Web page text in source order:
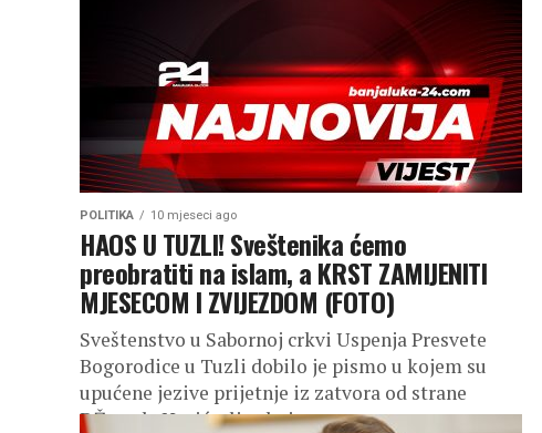
POLITIKA 10 mjeseci ago
HAOS U TUZLI! Sveštenika ćemo
preobratiti na islam, a KRST ZAMIJENITI
MJESECOM I ZVIJEZDOM (FOTO)
Sveštenstvo u Sabornoj crkvi Uspenja Presvete
Bogorodice u Tuzli dobilo je pismo u kojem su
upućene jezive prijetnje iz zatvora od strane
DŽevada Hasića, lica koje...